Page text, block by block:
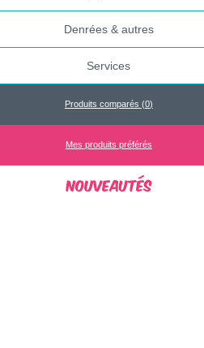
Denrées & autres
Services
Produits comparés (0)
Mes produits préférés